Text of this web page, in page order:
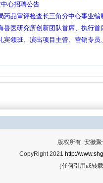
心招聘公告
药品审评检查长三角分中心事业编
兽医研究所创新团队首席、执行首
宾领班、演出项目主管、营销专员
版权所有: 安徽
CopyRight 2021 http://
（任何引用或转